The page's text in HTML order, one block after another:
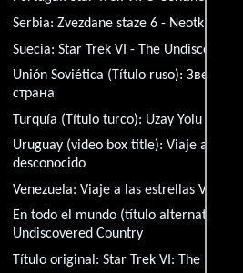
Serbia:Zvezdane staze 6 - Neotkrivena
Suecia:Star Trek VI - The Undiscovered
Unión Soviética (Título ruso):
страна
Turquía (Título turco): Uzay Yolu VI:
Uruguay (video box title):Viaje a las
desconocido
Venezuela:Viaje a las estrellas VI:
En todo el mundo (título alternativo)
Undiscovered Country
Título original:Star Trek VI: The